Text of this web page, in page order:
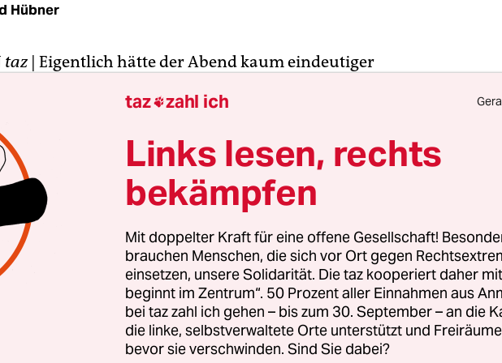
Hübner
taz | Eigentlich hätte der Abend kaum eindeutiger
für die Gegner. Die Basis der Münchner Grünen hat
bei ihrer Stadtversammlung mit 92 zu 45 Stimmen
Münchner Olympia-Bewerbung für die Winterspiele 2018
grüne Fraktion solle am Mittwoch im Münchner
Bid Book zur Olympia-Bewerbung ablehnen, so der
eindeutiges Votum, findet auch der
und Olympia-Gegner Ludwig Hartmann gleich
"Wenn die Fraktion am Mittwoch geschlossen
stimmen würde, wäre das dreist."
Tag ist klar: Die Grünen-Fraktion wird geschlossen
taz zahl ich
Links lesen, rechts
bekämpfen
Mit doppelter Kraft für eine offene Gesellschaft!
brauchen Menschen, die sich vor Ort gegen
einsetzen, unsere Solidarität. Die taz kooperiert daher
beginnt im Zentrum“. 50 Prozent aller Einnahmen aus
bei taz zahl ich gehen – bis zum 30. September – an die
die linke, selbstverwaltete Orte unterstützt und
bevor sie verschwinden. Sind Sie dabei?